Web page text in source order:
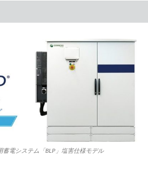
蓄電システム「BLP」塩害仕様モデル